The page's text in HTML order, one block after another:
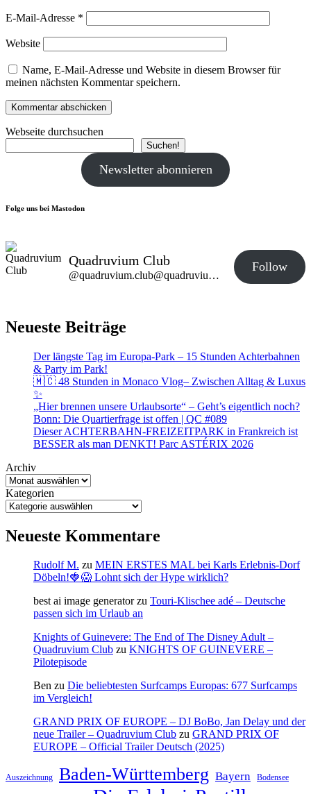
E-Mail-Adresse *
Website
Name, E-Mail-Adresse und Website in diesem Browser für
meinen nächsten Kommentar speichern.
Webseite durchsuchen
Suchen!
Newsletter abonnieren
Folge uns bei Mastodon
Quadruvium Club
@quadruvium.club@quadruvium.club
Follow
Neueste Beiträge
Der längste Tag im Europa-Park – 15 Stunden Achterbahnen
& Party im Park!
🇲🇨 48 Stunden in Monaco Vlog– Zwischen Alltag & Luxus
✨
„Hier brennen unsere Urlaubsorte“ – Geht’s eigentlich noch?
Bonn: Die Quartierfrage ist offen | QC #089
Dieser ACHTERBAHN-FREIZEITPARK in Frankreich ist
BESSER als man DENKT! Parc ASTÉRIX 2026
Archiv
Kategorien
Neueste Kommentare
Rudolf M. zu MEIN ERSTES MAL bei Karls Erlebnis-Dorf
Döbeln!🍓😱 Lohnt sich der Hype wirklich?
best ai image generatorzu Touri-Klischee adé – Deutsche
passen sich im Urlaub an
Knights of Guinevere: The End of The Disney Adult –
Quadruvium Club zu KNIGHTS OF GUINEVERE –
Pilotepisode
Ben zu Die beliebtesten Surfcamps Europas: 677 Surfcamps
im Vergleich!
GRAND PRIX OF EUROPE – DJ BoBo, Jan Delay und der
neue Trailer – Quadruvium Club zu GRAND PRIX OF
EUROPE – Official Trailer Deutsch (2025)
Auszeichnung Baden-Württemberg Bayern Bodensee